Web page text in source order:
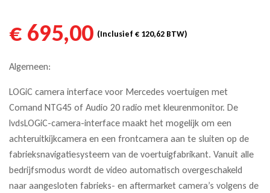
€ 695,00 (Inclusief € 120,62 BTW)
Algemeen:
LOGiC camera interface voor Mercedes voertuigen met
Comand NTG45 of Audio 20 radio met kleurenmonitor. De
lvdsLOGiC-camera-interface maakt het mogelijk om een
achteruitkijkcamera en een frontcamera aan te sluiten op de
fabrieksnavigatiesysteem van de voertuigfabrikant. Vanuit alle
bedrijfsmodus wordt de video automatisch overgeschakeld
naar aangesloten fabrieks- en aftermarket camera’s volgens de